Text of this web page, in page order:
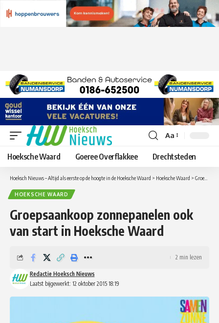
Lettergrootte
aanpassen
Aa
Hoeksche Waard Goeree Overflakkee Drechtsteden
Hoeksch Nieuws – Altijd als eerste op de hoogte in de Hoeksche Waard > Hoeksche Waard > Groepsaankoop zonnepanelen ook van start in Hoeksche Waard
HOEKSCHE WAARD
Groepsaankoop zonnepanelen ook
van start in Hoeksche Waard
Laatst bijgewerkt: 12 oktober 2015 18:19
Redactie Hoeksch Nieuws
2 min lezen